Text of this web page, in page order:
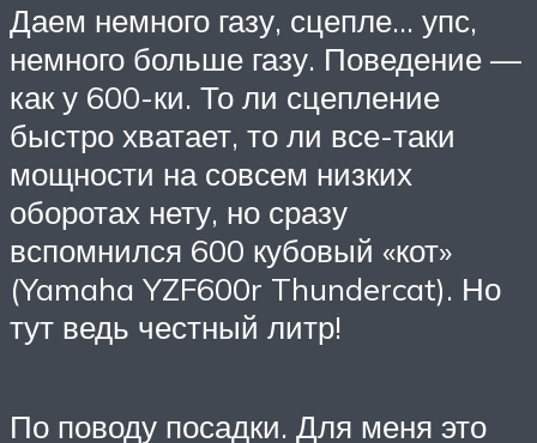
Даем немного газу, сцепле… упс,
немного больше газу. Поведение —
как у 600-ки. То ли сцепление
быстро хватает, то ли все-таки
мощности на совсем низких
оборотах нету, но сразу
вспомнился 600 кубовый «кот»
(Yamaha YZF600r Thundercat). Но
тут ведь честный литр!
По поводу посадки. Для меня это